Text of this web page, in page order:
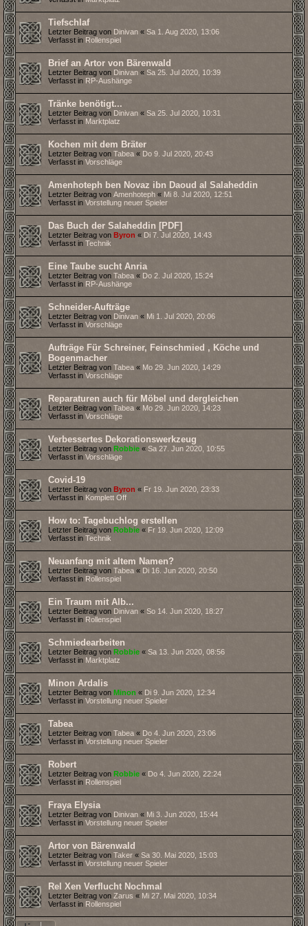
Tiefschlaf
Letzter Beitrag von Dinivan « Sa 1. Aug 2020, 13:06
Verfasst in Rollenspiel
Brief an Artor von Bärenwald
Letzter Beitrag von Dinivan « Sa 25. Jul 2020, 10:39
Verfasst in RP-Aushänge
Tränke benötigt...
Letzter Beitrag von Dinivan « Sa 25. Jul 2020, 10:31
Verfasst in Marktplatz
Kochen mit dem Bräter
Letzter Beitrag von Tabea « Do 9. Jul 2020, 20:43
Verfasst in Vorschläge
Amenhoteph ben Novaz ibn Daoud al Salaheddin
Letzter Beitrag von Amenhoteph « Mi 8. Jul 2020, 12:51
Verfasst in Vorstellung neuer Spieler
Das Buch der Salaheddin [PDF]
Letzter Beitrag von Byron « Di 7. Jul 2020, 14:43
Verfasst in Technik
Eine Taube sucht Anria
Letzter Beitrag von Tabea « Do 2. Jul 2020, 15:24
Verfasst in RP-Aushänge
Schneider-Aufträge
Letzter Beitrag von Dinivan « Mi 1. Jul 2020, 20:06
Verfasst in Vorschläge
Aufträge Für Schreiner, Feinschmied , Köche und
Bogenmacher
Letzter Beitrag von Tabea « Mo 29. Jun 2020, 14:29
Verfasst in Vorschläge
Reparaturen auch für Möbel und dergleichen
Letzter Beitrag von Tabea « Mo 29. Jun 2020, 14:23
Verfasst in Vorschläge
Verbessertes Dekorationswerkzeug
Letzter Beitrag von Robbie « Sa 27. Jun 2020, 10:55
Verfasst in Vorschläge
Covid-19
Letzter Beitrag von Byron « Fr 19. Jun 2020, 23:33
Verfasst in Komplett Off
How to: Tagebuchlog erstellen
Letzter Beitrag von Robbie « Fr 19. Jun 2020, 12:09
Verfasst in Technik
Neuanfang mit altem Namen?
Letzter Beitrag von Tabea « Di 16. Jun 2020, 20:50
Verfasst in Rollenspiel
Ein Traum mit Alb...
Letzter Beitrag von Dinivan « So 14. Jun 2020, 18:27
Verfasst in Rollenspiel
Schmiedearbeiten
Letzter Beitrag von Robbie « Sa 13. Jun 2020, 08:56
Verfasst in Marktplatz
Minon Ardalis
Letzter Beitrag von Minon « Di 9. Jun 2020, 12:34
Verfasst in Vorstellung neuer Spieler
Tabea
Letzter Beitrag von Tabea « Do 4. Jun 2020, 23:06
Verfasst in Vorstellung neuer Spieler
Robert
Letzter Beitrag von Robbie « Do 4. Jun 2020, 22:24
Verfasst in Rollenspiel
Fraya Elysia
Letzter Beitrag von Dinivan « Mi 3. Jun 2020, 15:44
Verfasst in Vorstellung neuer Spieler
Artor von Bärenwald
Letzter Beitrag von Taker « Sa 30. Mai 2020, 15:03
Verfasst in Vorstellung neuer Spieler
Rel Xen Verflucht Nochmal
Letzter Beitrag von Zarus « Mi 27. Mai 2020, 10:34
Verfasst in Rollenspiel